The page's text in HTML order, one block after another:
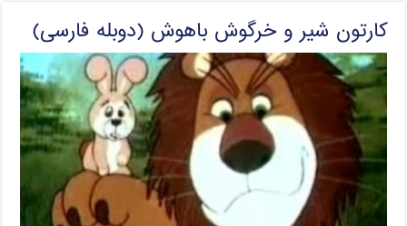
کارتون شیر و خرگوش باهوش (دوبله فارسی)